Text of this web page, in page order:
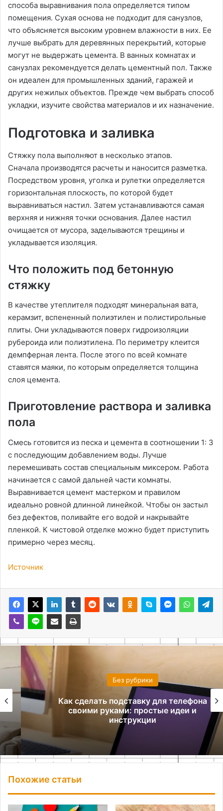
способа выравнивания пола определяется типом
помещения. Сухая основа не подходит для санузлов,
что объясняется высоким уровнем влажности в них. Ее
лучше выбрать для деревянных перекрытий, которые
могут не выдержать цемента. В ванных комнатах и
санузлах рекомендуется делать цементный пол. Также
он идеален для промышленных зданий, гаражей и
других нежилых объектов. Прежде чем выбрать способ
укладки, изучите свойства материалов и их назначение.
Подготовка и заливка
Стяжку пола выполняют в несколько этапов.
Сначала производятся расчеты и наносится разметка.
Посредством уровня, уголка и рулетки определяется
горизонтальная плоскость, по которой будет
выравниваться настил. Затем устанавливаются самая
верхняя и нижняя точки основания. Далее настил
очищается от мусора, заделываются трещины и
укладывается изоляция.
Что положить под бетонную
стяжку
В качестве утеплителя подходят минеральная вата,
керамзит, вспененный полиэтилен и полистирольные
плиты. Они укладываются поверх гидроизоляции
рубероида или полиэтилена. По периметру клеится
демпферная лента. После этого по всей комнате
ставятся маяки, по которым определяется толщина
слоя цемента.
Приготовление раствора и заливка
пола
Смесь готовится из песка и цемента в соотношении 1: 3
с последующим добавлением воды. Лучше
перемешивать состав специальным миксером. Работа
начинается с самой дальней части комнаты.
Выравнивается цемент мастерком и правилом
идеально ровной длинной линейкой. Чтобы он застыл
без дефектов, поливайте его водой и накрывайте
пленкой. К чистовой отделке можно будет приступить
примерно через месяц.
Источник
Без рубрики
Как сделать подставку для телефона
своими руками: простые идеи и
инструкции
Похожие статьи